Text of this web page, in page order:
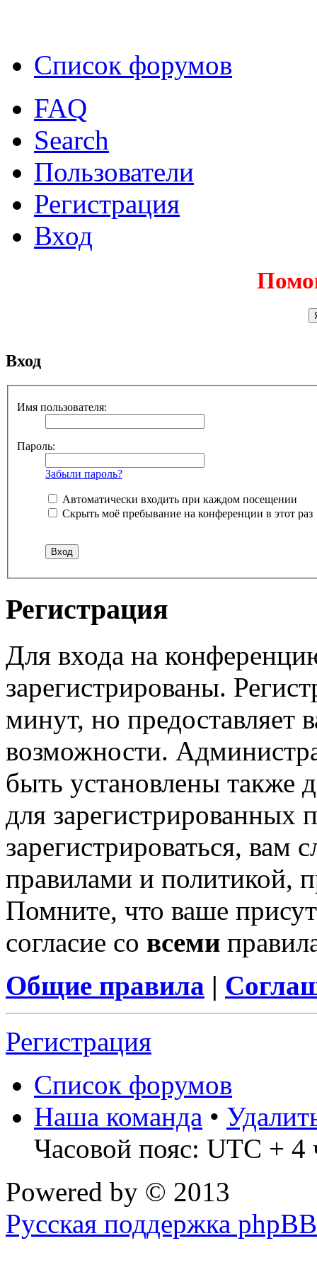
Список форумов
FAQ
Search
Пользователи
Регистрация
Вход
Вход
Имя пользователя:
Пароль:
Забыли пароль?
Автоматически входить при каждом посещении
Скрыть моё пребывание на конференции в этот раз
Регистрация
Для входа на
зарегистрированы.
минут, но предоставляет
возможности.
быть установлены также
для зарегистрированных
зарегистрироваться, вам
правилами и политикой,
Помните, что ваше
согласие со всеми
Общие правила |
Регистрация
Список форумов
Наша команда •
Часовой пояс: UTC + 4
Powered by © 2013
Русская поддержка phpBB